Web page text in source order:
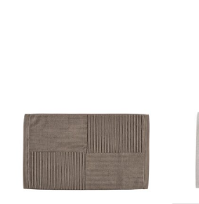
Aunasenteret,
Orkanger -
Thon Senter
Åpent i dag 09-20